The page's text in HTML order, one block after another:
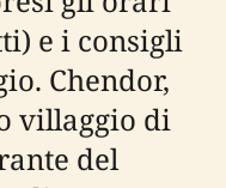
e i consigli
Chendor,
villaggio di
del